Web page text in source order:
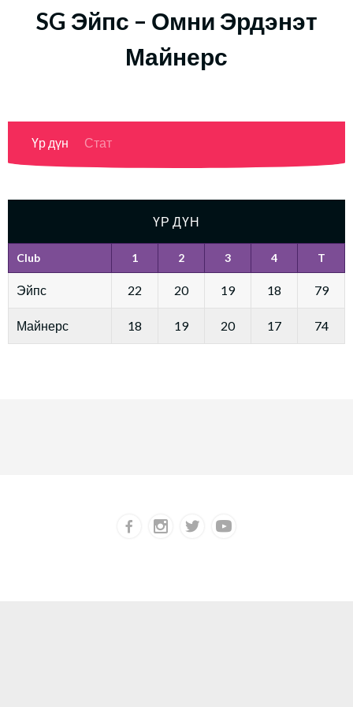
SG Эйпс – Омни Эрдэнэт
Майнерс
Үр дүн Стат
ҮР ДҮН
Club 1 2 3 4 T
Эйпс 22 20 19 18 79
Майнерс 18 19 20 17 74